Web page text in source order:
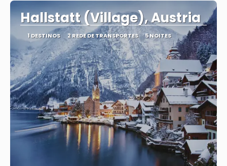
Hallstatt (Village), Austria
1 DESTINOS 2 REDE DE TRANSPORTES 5 NOITES